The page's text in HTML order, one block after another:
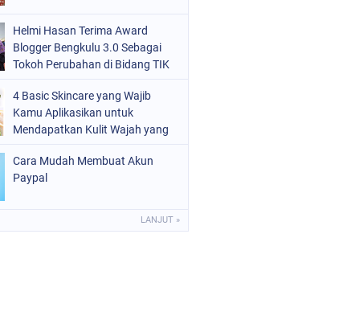
Helmi Hasan Terima Award
Blogger Bengkulu 3.0 Sebagai
Tokoh Perubahan di Bidang TIK
4 Basic Skincare yang Wajib
Kamu Aplikasikan untuk
Mendapatkan Kulit Wajah yang
Cara Mudah Membuat Akun
Paypal
LANJUT »